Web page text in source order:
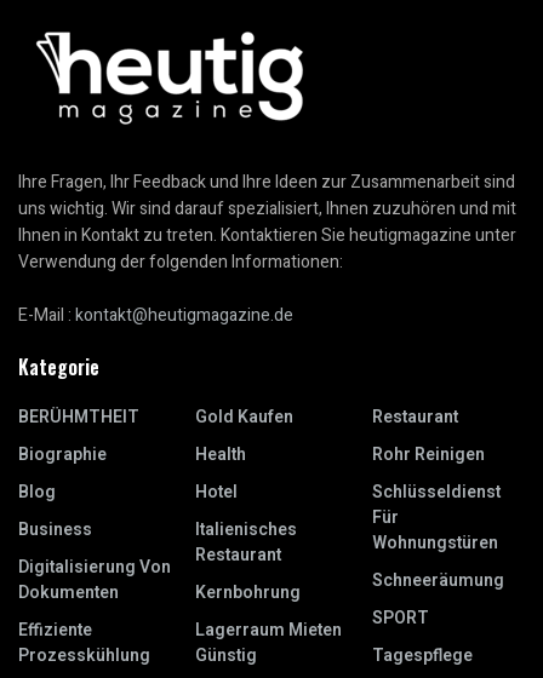
Ihre Fragen, Ihr Feedback und Ihre Ideen zur Zusammenarbeit sind
uns wichtig. Wir sind darauf spezialisiert, Ihnen zuzuhören und mit
Ihnen in Kontakt zu treten. Kontaktieren Sie heutigmagazine unter
Verwendung der folgenden Informationen:
E-Mail :kontakt@heutigmagazine.de
Kategorie
BERÜHMTHEIT
Biographie
Blog
Business
Digitalisierung Von
Dokumenten
Effiziente
Prozesskühlung
Gold Kaufen
Health
Hotel
Italienisches
Restaurant
Kernbohrung
Lagerraum Mieten
Günstig
Restaurant
Rohr Reinigen
Schlüsseldienst
Für
Wohnungstüren
Schneeräumung
SPORT
Tagespflege